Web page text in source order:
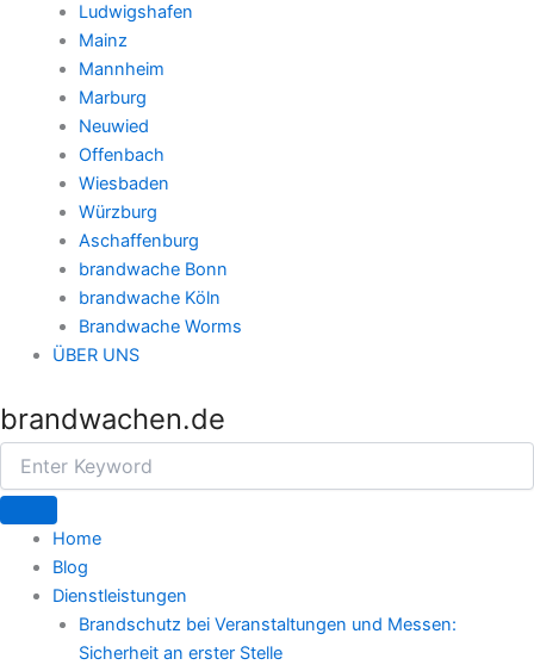
Ludwigshafen
Mainz
Mannheim
Marburg
Neuwied
Offenbach
Wiesbaden
Würzburg
Aschaffenburg
brandwache Bonn
brandwache Köln
Brandwache Worms
ÜBER UNS
brandwachen.de
Home
Blog
Dienstleistungen
Brandschutz bei Veranstaltungen und Messen:
Sicherheit an erster Stelle